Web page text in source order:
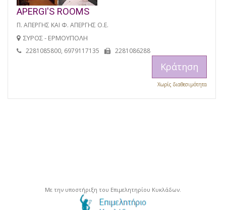
APERGI'S ROOMS
Π. ΑΠΕΡΓΗΣ ΚΑΙ Φ. ΑΠΕΡΓΗΣ Ο.Ε.
ΣΥΡΟΣ - ΕΡΜΟΥΠΟΛΗ
2281085800, 6979117135 2281086288
Κράτηση
Χωρίς διαθεσιμότητα
Με την υποστήριξη του Επιμελητηρίου Κυκλάδων.